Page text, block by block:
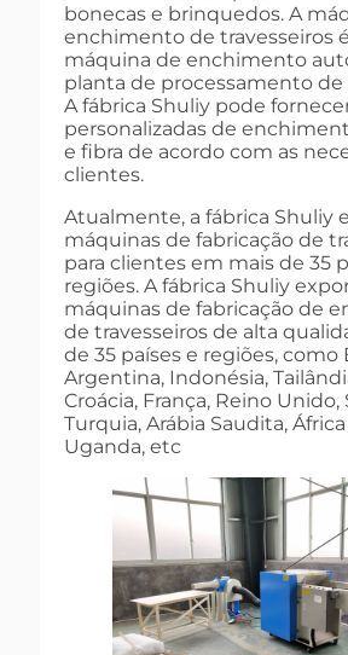
bonecas e brinquedos. A
enchimento de travesseiros
máquina de enchimento
planta de processamento de
A fábrica Shuliy pode
personalizadas de
e fibra de acordo com as
clientes.
Atualmente, a fábrica Shuliy
máquinas de fabricação de
para clientes em mais de 35
regiões. A fábrica Shuliy
máquinas de fabricação de
de travesseiros de alta
de 35 países e regiões, como
Argentina, Indonésia,
Croácia, França, Reino Unido,
Turquia, Arábia Saudita,
Uganda, etc